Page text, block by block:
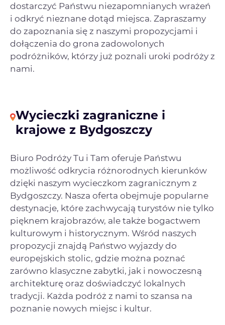
dostarczyć Państwu niezapomnianych wrażeń
i odkryć nieznane dotąd miejsca. Zapraszamy
do zapoznania się z naszymi propozycjami i
dołączenia do grona zadowolonych
podróżników, którzy już poznali uroki podróży z
nami.
Wycieczki zagraniczne i
krajowe z Bydgoszczy
Biuro Podróży Tu i Tam oferuje Państwu
możliwość odkrycia różnorodnych kierunków
dzięki naszym wycieczkom zagranicznym z
Bydgoszczy. Nasza oferta obejmuje popularne
destynacje, które zachwycają turystów nie tylko
pięknem krajobrazów, ale także bogactwem
kulturowym i historycznym. Wśród naszych
propozycji znajdą Państwo wyjazdy do
europejskich stolic, gdzie można poznać
zarówno klasyczne zabytki, jak i nowoczesną
architekturę oraz doświadczyć lokalnych
tradycji. Każda podróż z nami to szansa na
poznanie nowych miejsc i kultur.